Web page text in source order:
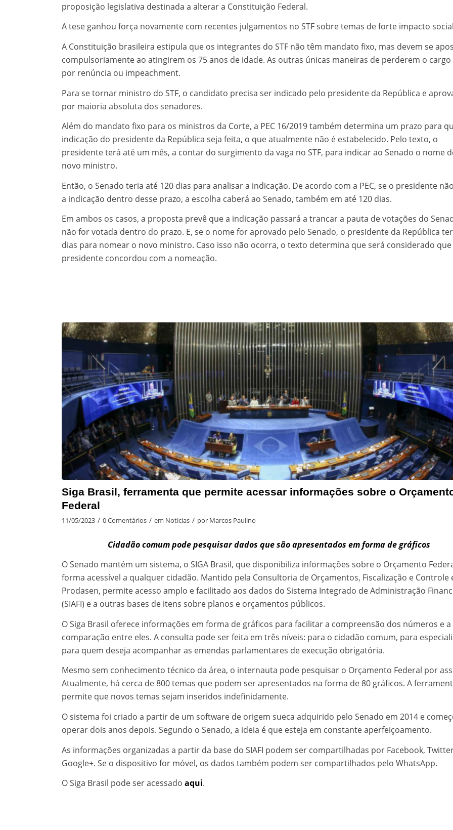
proposição legislativa destinada a alterar a Constituição Federal.
A tese ganhou força novamente com recentes julgamentos no STF sobre temas de forte impacto
A Constituição brasileira estipula que os integrantes do STF não têm mandato fixo, mas devem se
compulsoriamente ao atingirem os 75 anos de idade. As outras únicas maneiras de perderem o cargo
por renúncia ou impeachment.
Para se tornar ministro do STF, o candidato precisa ser indicado pelo presidente da República e
por maioria absoluta dos senadores.
Além do mandato fixo para os ministros da Corte, a PEC 16/2019 também determina um prazo para
indicação do presidente da República seja feita, o que atualmente não é estabelecido. Pelo texto, o
presidente terá até um mês, a contar do surgimento da vaga no STF, para indicar ao Senado o nome
novo ministro.
Então, o Senado teria até 120 dias para analisar a indicação. De acordo com a PEC, se o presidente
a indicação dentro desse prazo, a escolha caberá ao Senado, também em até 120 dias.
Em ambos os casos, a proposta prevê que a indicação passará a trancar a pauta de votações do
não for votada dentro do prazo. E, se o nome for aprovado pelo Senado, o presidente da República
dias para nomear o novo ministro. Caso isso não ocorra, o texto determina que será considerado
presidente concordou com a nomeação.
Siga Brasil, ferramenta que permite acessar informações sobre o
Federal
11/05/2023 / 0 Comentários / em Notícias / por Marcos Paulino
Cidadão comum pode pesquisar dados que são apresentados em forma de gráficos
O Senado mantém um sistema, o SIGA Brasil, que disponibiliza informações sobre o Orçamento
forma acessível a qualquer cidadão. Mantido pela Consultoria de Orçamentos, Fiscalização e Controle
Prodasen, permite acesso amplo e facilitado aos dados do Sistema Integrado de Administração
(SIAFI) e a outras bases de itens sobre planos e orçamentos públicos.
O Siga Brasil oferece informações em forma de gráficos para facilitar a compreensão dos números e a
comparação entre eles. A consulta pode ser feita em três níveis: para o cidadão comum, para
para quem deseja acompanhar as emendas parlamentares de execução obrigatória.
Mesmo sem conhecimento técnico da área, o internauta pode pesquisar o Orçamento Federal por
Atualmente, há cerca de 800 temas que podem ser apresentados na forma de 80 gráficos. A
permite que novos temas sejam inseridos indefinidamente.
O sistema foi criado a partir de um software de origem sueca adquirido pelo Senado em 2014 e
operar dois anos depois. Segundo o Senado, a ideia é que esteja em constante aperfeiçoamento.
As informações organizadas a partir da base do SIAFI podem ser compartilhadas por Facebook,
Google+. Se o dispositivo for móvel, os dados também podem ser compartilhados pelo WhatsApp.
O Siga Brasil pode ser acessado aqui.